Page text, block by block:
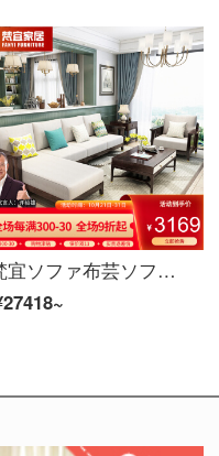
梵宜ソファ布芸ソファアメリカ式の軽い贅沢なソファーの単三人の大きさの戸形の実木の1+2+3ソファーの組み合わせの客間の逸品の家具の3人の位